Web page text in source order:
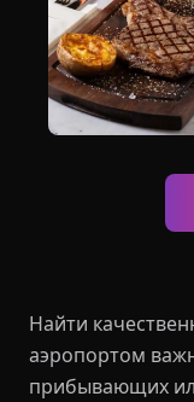
Найти
аэропортом
прибывающих